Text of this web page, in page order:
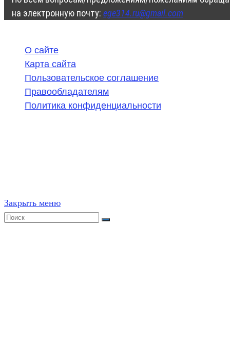
на электронную почту: ege314.ru@gmail.com
О сайте
Карта сайта
Пользовательское соглашение
Правообладателям
Политика конфиденциальности
Закрыть меню